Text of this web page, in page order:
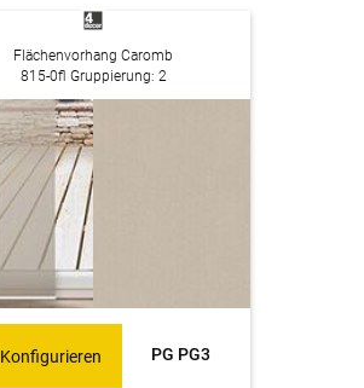
Flächenvorhang Caromb
815-0fl Gruppierung: 2
PG PG3
Konfigurieren